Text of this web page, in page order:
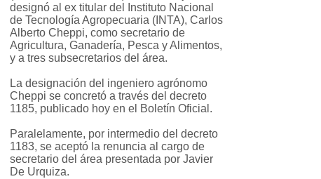
designó al ex titular del Instituto Nacional
de Tecnología Agropecuaria (INTA), Carlos
Alberto Cheppi, como secretario de
Agricultura, Ganadería, Pesca y Alimentos,
y a tres subsecretarios del área.
La designación del ingeniero agrónomo
Cheppi se concretó a través del decreto
1185, publicado hoy en el Boletín Oficial.
Paralelamente, por intermedio del decreto
1183, se aceptó la renuncia al cargo de
secretario del área presentada por Javier
De Urquiza.